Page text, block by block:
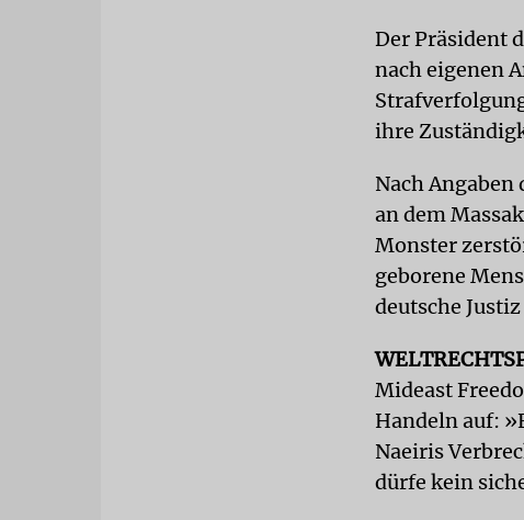
Der Präsident
nach eigenen
ihre
Nach
an dem
Monster
geborene
deutsche
Mideast
Handeln auf:
Naeiris
dürfe kein